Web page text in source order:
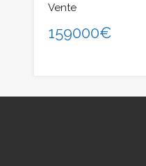
Vente
159000€